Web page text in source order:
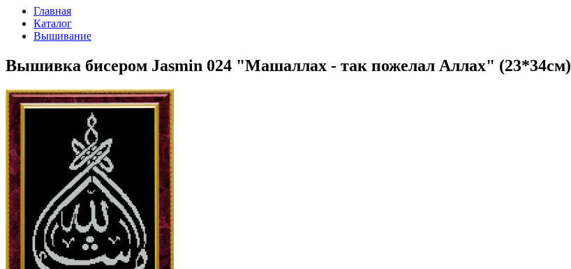
Главная
Каталог
Вышивание
Вышивка бисером Jasmin 024 "Машаллах - так пожелал Аллах" (23*34см)